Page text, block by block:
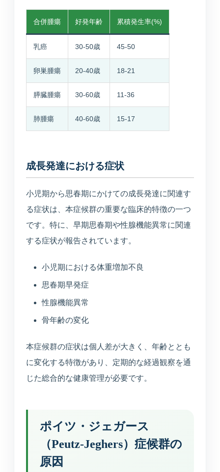
合併腫瘍 好発年齢 累積発生率(%)
乳癌 30-50歳 45-50
卵巣腫瘍 20-40歳 18-21
膵臓腫瘍 30-60歳 11-36
肺腫瘍 40-60歳 15-17
成長発達における症状
小児期から思春期にかけての成長発達に関連す
る症状は、本症候群の重要な臨床的特徴の一つ
です。特に、早期思春期や性腺機能異常に関連
する症状が報告されています。
小児期における体重増加不良
思春期早発症
性腺機能異常
骨年齢の変化
本症候群の症状は個人差が大きく、年齢ととも
に変化する特徴があり、定期的な経過観察を通
じた総合的な健康管理が必要です。
ポイツ・ジェガース
（Peutz-Jeghers）症候群の
原因